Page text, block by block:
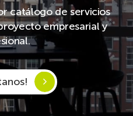
catálogo de servicios
empresarial y